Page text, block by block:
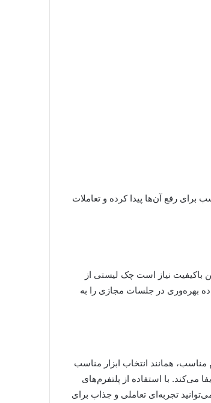
رفع آن‌ها پیدا کرده و تعاملات
باکیفیت نیاز است چک لیستی از
بهره‌وری در جلسات مجازی را به
مناسب، همانند انتخاب ابزار مناسب
می‌کند. با استفاده از پلتفرم‌های
تجربه‌ای تعاملی و جذاب برای